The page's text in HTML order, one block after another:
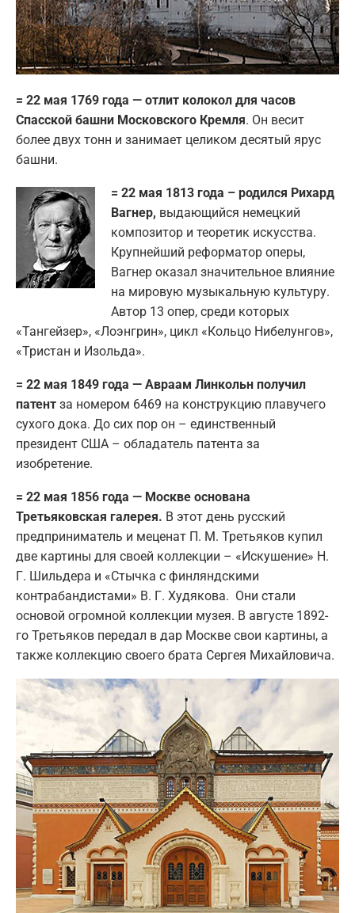
= 22 мая 1769 года — отлит колокол для часов
Спасской башни Московского Кремля. Он весит
более двух тонн и занимает целиком десятый ярус
башни.
= 22 мая 1813 года – родился Рихард
Вагнер, выдающийся немецкий
композитор и теоретик искусства.
Крупнейший реформатор оперы,
Вагнер оказал значительное влияние
на мировую музыкальную культуру.
Автор 13 опер, среди которых
«Тангейзер», «Лоэнгрин», цикл «Кольцо Нибелунгов»,
«Тристан и Изольда».
= 22 мая 1849 года — Авраам Линкольн получил
патент за номером 6469 на конструкцию плавучего
сухого дока. До сих пор он – единственный
президент США – обладатель патента за
изобретение.
= 22 мая 1856 года — Москве основана
Третьяковская галерея. В этот день русский
предприниматель и меценат П. М. Третьяков купил
две картины для своей коллекции – «Искушение» Н.
Г. Шильдера и «Стычка с финляндскими
контрабандистами» В. Г. Худякова. Они стали
основой огромной коллекции музея. В августе 1892-
го Третьяков передал в дар Москве свои картины, а
также коллекцию своего брата Сергея Михайловича.